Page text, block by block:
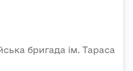
бригада ім. Тараса